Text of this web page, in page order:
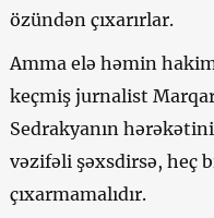
özündən çıxarırlar.
Amma elə həmin
keçmiş jurnalist
Sedrakyanın
vəzifəli şəxsdirsə, heç
çıxarmamalıdır.